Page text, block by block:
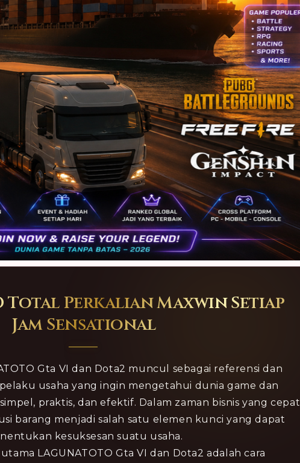
Total Perkalian Maxwin Setiap
Jam Sensational
Gta VI dan Dota2 muncul sebagai referensi dan
usaha yang ingin mengetahui dunia game dan
praktis, dan efektif. Dalam zaman bisnis yang cepat
barang menjadi salah satu elemen kunci yang dapat
kesuksesan suatu usaha.
LAGUNATOTO Gta VI dan Dota2 adalah cara